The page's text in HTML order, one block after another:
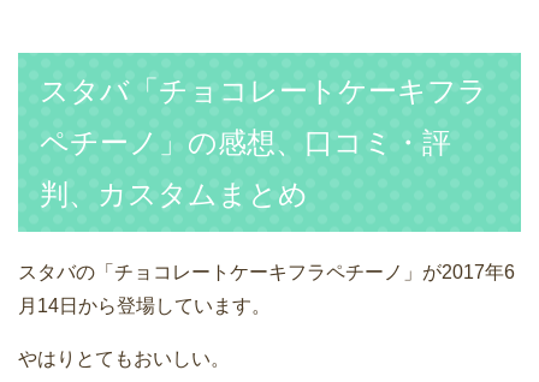
スタバ「チョコレートケーキフラ
ペチーノ」の感想、口コミ・評
判、カスタムまとめ
スタバの「チョコレートケーキフラペチーノ」が2017年6
月14日から登場しています。
やはりとてもおいしい。